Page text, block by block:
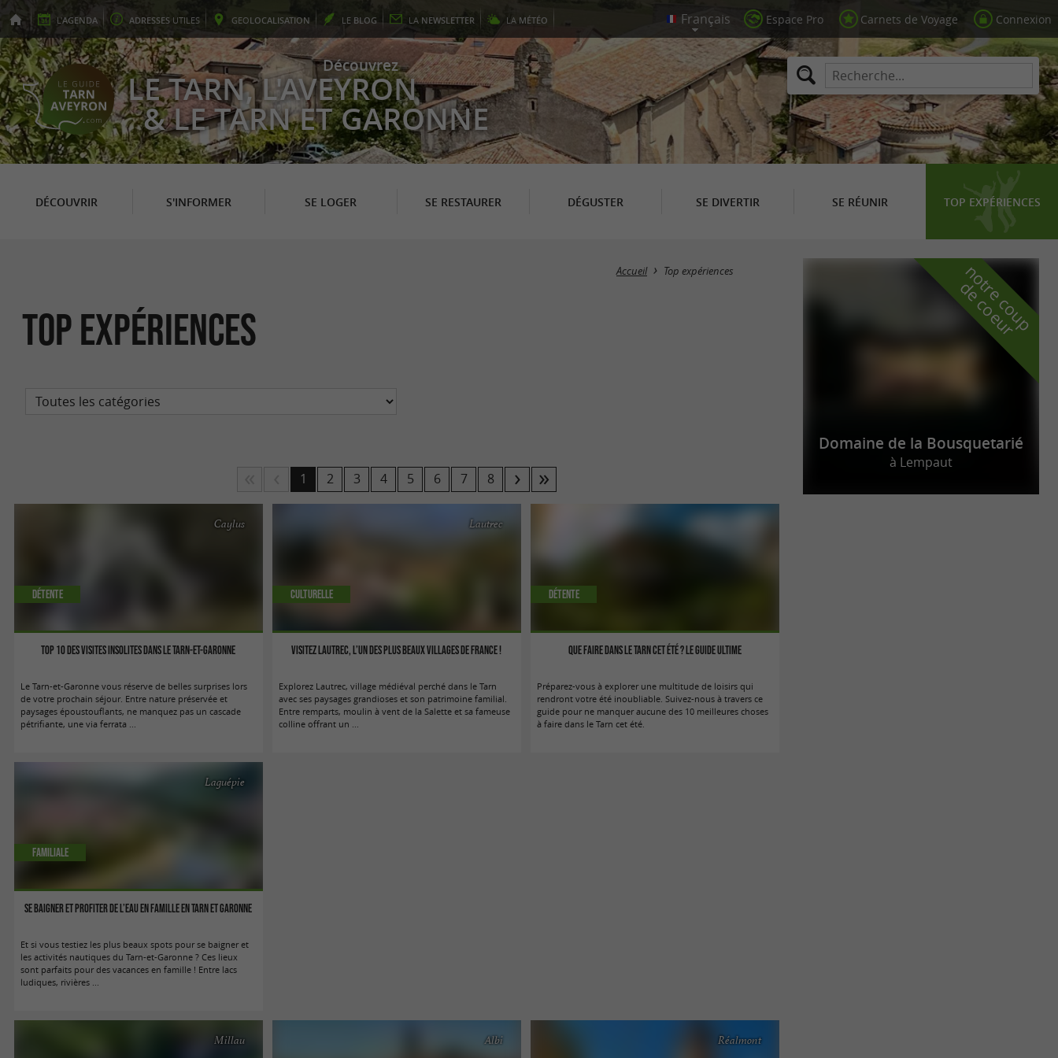
L'AGENDA ADRESSES UTILES GEOLOCALISATION LE BLOG LA NEWSLETTER LA MÉTÉO Espace Pro Carnets de Voyage Connexion
Découvrez
LE TARN, L'AVEYRON
& LE TARN ET GARONNE
DÉCOUVRIR S'INFORMER SE LOGER SE RESTAURER DÉGUSTER SE DIVERTIR SE RÉUNIR TOP EXPÉRIENCES
Accueil Top expériences
Top expériences
1 2 3 4 5 6 7 8
Top 10 des visites insolites dans le Tarn-et-Garonne
Caylus
Détente
Le Tarn-et-Garonne vous réserve de belles surprises lors
de votre prochain séjour. Entre nature préservée et
paysages époustouflants, ne manquez pas un cascade
pétrifiante, une via ferrata ...
Visitez Lautrec, l’un des Plus Beaux Villages de France !
Lautrec
Culturelle
Explorez Lautrec, village médiéval perché dans le Tarn
avec ses paysages grandioses et son patrimoine familial.
Entre remparts, moulin à vent de la Salette et sa fameuse
colline offrant un ...
Que faire dans le Tarn cet été ? Le guide ultime
Détente
Préparez-vous à explorer une multitude de loisirs qui
rendront votre été inoubliable. Suivez-nous à travers ce
guide pour ne manquer aucune des 10 meilleures choses
à faire dans le Tarn cet été.
Se baigner et profiter de l’eau en famille en Tarn et Garonne
Laguépie
Familiale
Et si vous testiez les plus beaux spots pour se baigner et
les activités nautiques du Tarn-et-Garonne ? Ces lieux
sont parfaits pour des vacances en famille ! Entre lacs
ludiques, rivières ...
Millau Albi Réalmont
n
o
t
r
e
c
o
u
p
d
e
c
o
e
u
r
Domaine de la Bousquetarié
à Lempaut